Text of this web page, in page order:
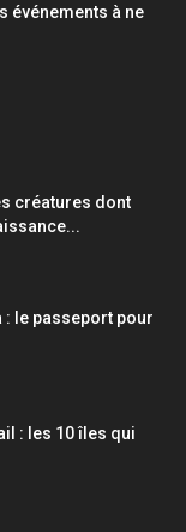
événements à ne
créatures dont
: le passeport pour
: les 10 îles qui